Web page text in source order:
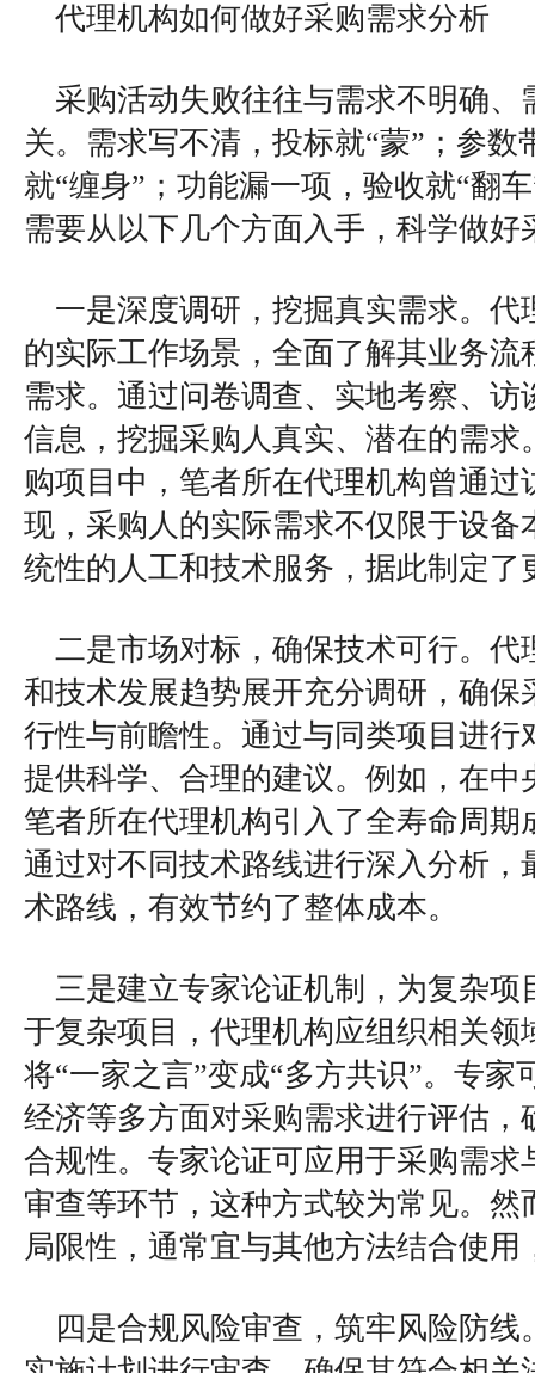
代理机构如何做好采购需求分析
采购活动失败往往与需求不明确、
关。需求写不清，投标就“蒙”；参数
就“缠身”；功能漏一项，验收就“翻
需要从以下几个方面入手，科学做好
一是深度调研，挖掘真实需求。代
的实际工作场景，全面了解其业务流
需求。通过问卷调查、实地考察、访
信息，挖掘采购人真实、潜在的需求
购项目中，笔者所在代理机构曾通过
现，采购人的实际需求不仅限于设备
统性的人工和技术服务，据此制定了
二是市场对标，确保技术可行。代
和技术发展趋势展开充分调研，确保
行性与前瞻性。通过与同类项目进行
提供科学、合理的建议。例如，在中
笔者所在代理机构引入了全寿命周期
通过对不同技术路线进行深入分析，
术路线，有效节约了整体成本。
三是建立专家论证机制，为复杂项
于复杂项目，代理机构应组织相关领
将“一家之言”变成“多方共识”。专家
经济等多方面对采购需求进行评估，
合规性。专家论证可应用于采购需求
审查等环节，这种方式较为常见。然
局限性，通常宜与其他方法结合使用
四是合规风险审查，筑牢风险防